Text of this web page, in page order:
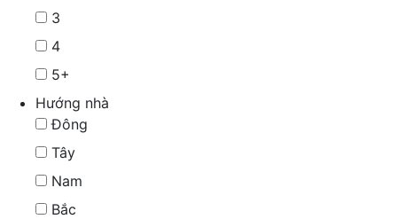
3
4
5+
Hướng nhà
Đông
Tây
Nam
Bắc